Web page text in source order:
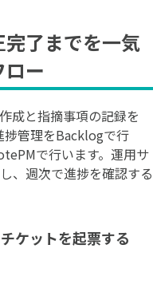
了までを一気
ー
成と指摘事項の記録を
管理をBacklogで行
で行います。運用サ
、週次で進捗を確認する
ケットを起票する